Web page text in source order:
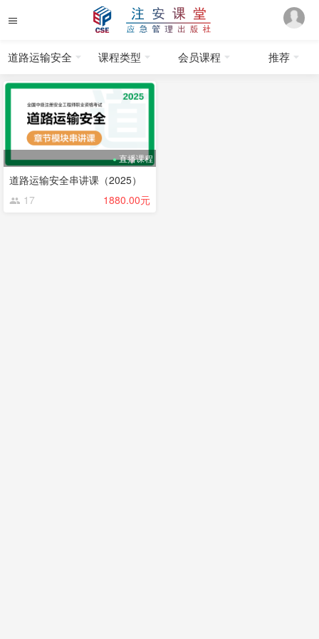
道路运输安全 课程类型 会员课程 推荐
直播课程
道路运输安全串讲课（2025）
17
1880.00元